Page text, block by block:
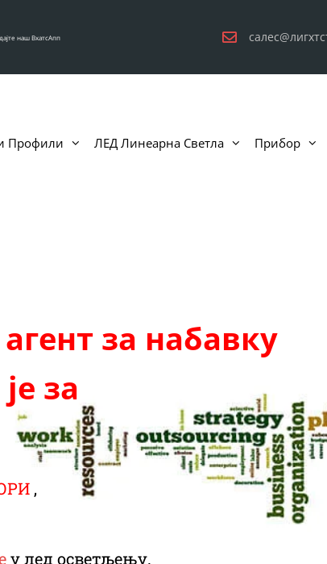
наш ВхатсАпп
Профили ЛЕД Линеарна Светла Прибор
за набавку
за
,
у лед осветљењу.